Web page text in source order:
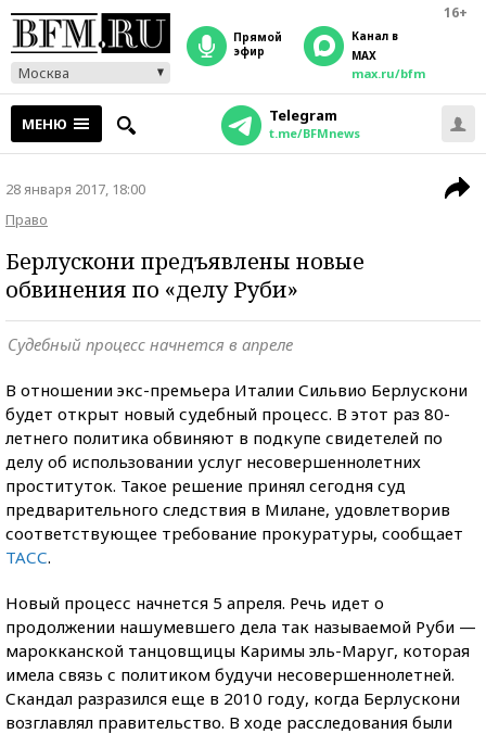
16+
Москва
прямой
эфир
Канал в
MAX
max.ru/bfm
МЕНЮ Telegram
t.me/BFMnews
28 января 2017, 18:00
Право
Берлускони предъявлены новые
обвинения по «делу Руби»
Судебный процесс начнется в апреле
В отношении экс-премьера Италии Сильвио Берлускони
будет открыт новый судебный процесс. В этот раз 80-
летнего политика обвиняют в подкупе свидетелей по
делу об использовании услуг несовершеннолетних
проституток. Такое решение принял сегодня суд
предварительного следствия в Милане, удовлетворив
соответствующее требование прокуратуры, сообщает
ТАСС.
Новый процесс начнется 5 апреля. Речь идет о
продолжении нашумевшего дела так называемой Руби —
марокканской танцовщицы Каримы эль-Маруг, которая
имела связь с политиком будучи несовершеннолетней.
Скандал разразился еще в 2010 году, когда Берлускони
возглавлял правительство. В ходе расследования были